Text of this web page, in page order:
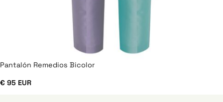
Pantalón Remedios Bicolor
€ 95 EUR